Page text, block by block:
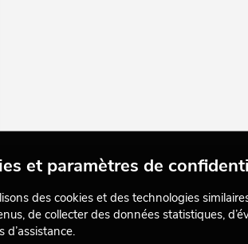
et paramètres de
des cookies et des technologies
de collecter des données statistiques,
d’assistance.